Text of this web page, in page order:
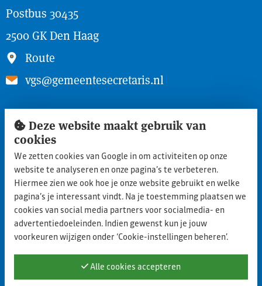
Postbus 30435
2500 GK Den Haag
Route
vgs@gemeentesecretaris.nl
Snel naar
Inloggen ledengedeelte
Lid worden
Aanmelden nieuwe leden
Privacy statement
Cookie policy
Blijf op de hoogte
Deze website maakt gebruik van
cookies
We zetten cookies van Google in om activiteiten op onze
website te analyseren en onze pagina’s te verbeteren.
Hiermee zien we ook hoe je onze website gebruikt en welke
pagina’s je interessant vindt. Na je toestemming plaatsen we
cookies van social media partners voor socialmedia- en
advertentiedoeleinden. Indien gewenst kun je jouw
voorkeuren wijzigen onder ‘Cookie-instellingen beheren’.
Alle cookies accepteren